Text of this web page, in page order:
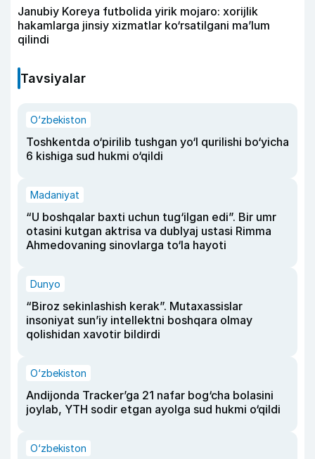
Janubiy Koreya futbolida yirik mojaro: xorijlik
hakamlarga jinsiy xizmatlar ko‘rsatilgani ma’lum
qilindi
Tavsiyalar
O‘zbekiston
Toshkentda o‘pirilib tushgan yo‘l qurilishi bo‘yicha
6 kishiga sud hukmi o‘qildi
Madaniyat
“U boshqalar baxti uchun tug‘ilgan edi”. Bir umr
otasini kutgan aktrisa va dublyaj ustasi Rimma
Ahmedovaning sinovlarga to‘la hayoti
Dunyo
“Biroz sekinlashish kerak”. Mutaxassislar
insoniyat sun’iy intellektni boshqara olmay
qolishidan xavotir bildirdi
O‘zbekiston
Andijonda Tracker’ga 21 nafar bog‘cha bolasini
joylab, YTH sodir etgan ayolga sud hukmi o‘qildi
O‘zbekiston